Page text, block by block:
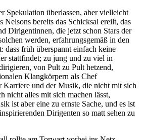
Spekulation überlassen, aber vielleicht
bereits das Schicksal ereilt, das
Dirigentinnen, die jetzt schon Stars der
werden, erfahrungsgemäß in den
dass früh überspannt einfach keine
stattfindet; zu jung und zu viel in
von Pult zu Pult hetzend,
Klangkörpern als Chef
Karriere und der Musik, die nicht mit sich
nicht alles mit sich machen lässt,
ist aber eine zu ernste Sache, und es ist
Dirigenten so matt sehen zu